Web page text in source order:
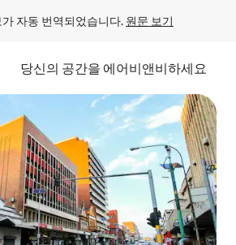
자동 번역되었습니다. 원문 보기
당신의 공간을 에어비앤비하세요